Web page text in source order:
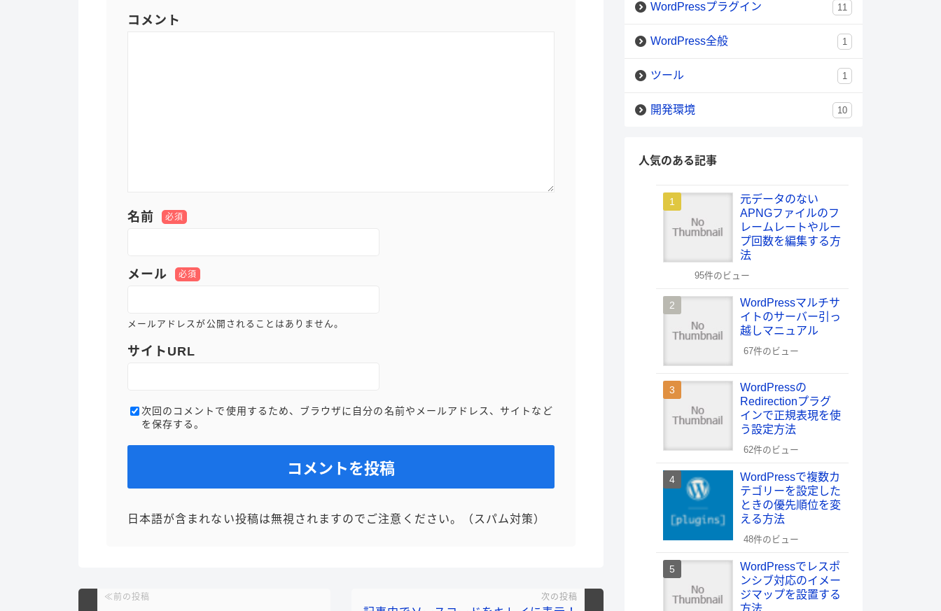
コメント
名前 必須
メール 必須
メールアドレスが公開されることはありません。
サイトURL
次回のコメントで使用するため、ブラウザに自分の名前やメールアドレス、サイトなど
を保存する。
日本語が含まれない投稿は無視されますのでご注意ください。（スパム対策）
≪前の投稿 次の投稿
WordPressプラグイン 11
WordPress全般 1
ツール 1
開発環境 10
人気のある記事
元データのない
APNGファイルのフ
レームレートやルー
プ回数を編集する方
法
95件のビュー
WordPressマルチサ
イトのサーバー引っ
越しマニュアル
67件のビュー
WordPressの
Redirectionプラグ
インで正規表現を使
う設定方法
62件のビュー
WordPressで複数カ
テゴリーを設定した
ときの優先順位を変
える方法
48件のビュー
WordPressでレスポ
ンシブ対応のイメー
ジマップを設置する